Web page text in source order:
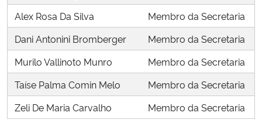
Ministério do Turismo
Ministério do Desenvolvimento Regional
Controladoria-Geral da União
Alex Rosa Da Silva
Membro da Secretaria
Dani Antonini Bromberger
Membro da Secretaria
Murilo Vallinoto Munro
Membro da Secretaria
Taíse Palma Comin Melo
Membro da Secretaria
Zeli De Maria Carvalho
Membro da Secretaria